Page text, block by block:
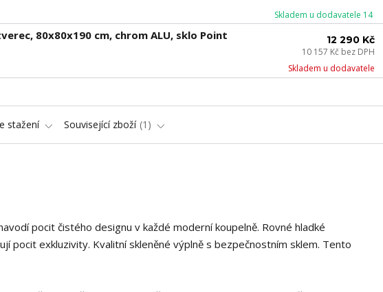
Skladem u dodavatele 14
80x80x190 cm, chrom ALU, sklo Point 12 290 Kč
10 157 Kč bez DPH
Skladem u dodavatele
stažení Související zboží 1
pocit čistého designu v každé moderní koupelně. Rovné hladké
pocit exkluzivity. Kvalitní skleněné výplně s bezpečnostním sklem. Tento